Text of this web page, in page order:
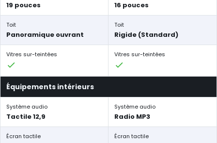
19 pouces 16 pouces
Toit
Panoramique ouvrant
Toit
Rigide (Standard)
Vitres sur-teintées Vitres sur-teintées
Équipements intérieurs
Système audio
Tactile 12,9
Système audio
Radio MP3
Écran tactile Écran tactile